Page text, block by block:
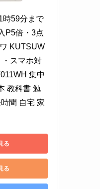
時59分まで
P5倍・3点
KUTSUW
・スマホ対
集中
教科書 勉
間 自宅 家
る
る